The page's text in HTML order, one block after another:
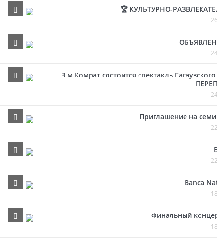
🏆 КУЛЬТУРНО-
В м.Комрат состоится спектакль
Приглашение на
Banca
Финальный